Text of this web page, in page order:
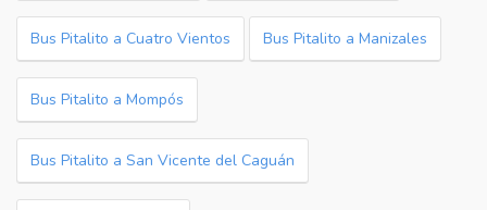
Bus Pitalito a Cuatro Vientos Bus Pitalito a Manizales
Bus Pitalito a Mompós
Bus Pitalito a San Vicente del Caguán